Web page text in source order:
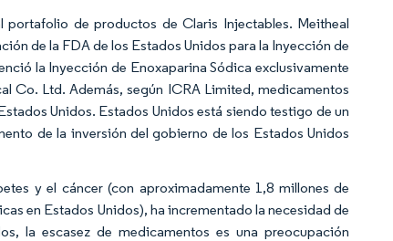
de productos de Claris Injectables. Meitheal
de la FDA de los Estados Unidos para la Inyección de
la Inyección de Enoxaparina Sódica exclusivamente
Co. Ltd. Además, según ICRA Limited, medicamentos
Unidos. Estados Unidos está siendo testigo de un
de la inversión del gobierno de los Estados Unidos
y el cáncer (con aproximadamente 1,8 millones de
en Estados Unidos), ha incrementado la necesidad de
la escasez de medicamentos es una preocupación